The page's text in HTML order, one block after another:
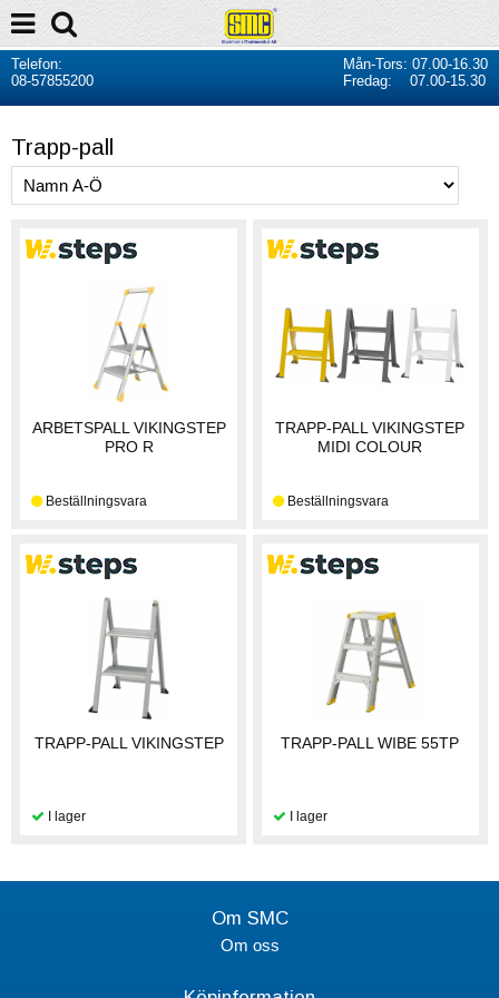
Telefon:
08-57855200
Mån-Tors: 07.00-16.30
Fredag: 07.00-15.30
Trapp-pall
ARBETSPALL VIKINGSTEP
PRO R
TRAPP-PALL VIKINGSTEP
MIDI COLOUR
TRAPP-PALL VIKINGSTEP TRAPP-PALL WIBE 55TP
Om SMC
Om oss